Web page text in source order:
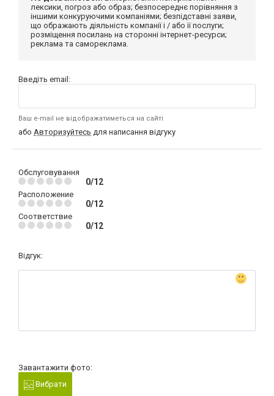
лексики, погроз або образ; безпосереднє порівняння з
іншими конкуруючими компаніями; безпідставні заяви,
що ображають діяльність компанії і / або її послуги;
розміщення посилань на сторонні інтернет-ресурси;
реклама та самореклама.
Введіть email:
Ваш e-mail не відображатиметься на сайті
або Авторизуйтесь для написання відгуку
Обслуговування
0/12
Расположение
0/12
Соответствие
0/12
Відгук:
Завантажити фото:
Вибрати